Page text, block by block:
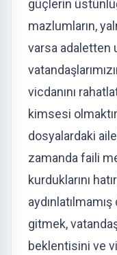
güçlerin
mazlumların,
varsa adaletten
vicdanını
kimsesi
dosyalardaki
zamanda faili
kurduklarını
gitmek,
beklentisini ve